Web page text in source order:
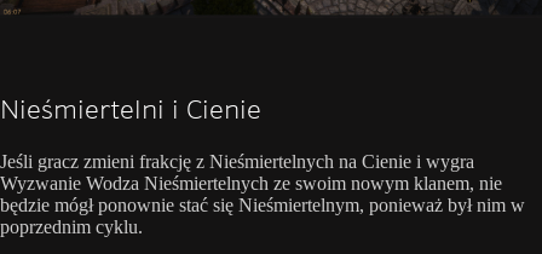
Nieśmiertelni i Cienie
Jeśli gracz zmieni frakcję z Nieśmiertelnych na Cienie i wygra
Wyzwanie Wodza Nieśmiertelnych ze swoim nowym klanem, nie
będzie mógł ponownie stać się Nieśmiertelnym, ponieważ był nim w
poprzednim cyklu.